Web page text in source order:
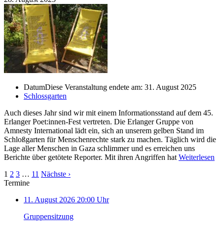
DatumDiese Veranstaltung endete am: 31. August 2025
Schlossgarten
Auch dieses Jahr sind wir mit einem Informationsstand auf dem 45.
Erlanger Poet:innen-Fest vertreten. Die Erlanger Gruppe von
Amnesty International lädt ein, sich an unserem gelben Stand im
Schloßgarten für Menschenrechte stark zu machen. Täglich wird die
Lage aller Menschen in Gaza schlimmer und es erreichen uns
Berichte über getötete Reporter. Mit ihren Angriffen hat Weiterlesen
1 2 3 … 11 Nächste ›
Termine
11. August 2026 20:00 Uhr
Gruppensitzung